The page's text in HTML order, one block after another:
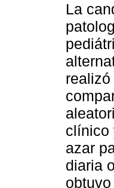
La
clínico
azar
diaria